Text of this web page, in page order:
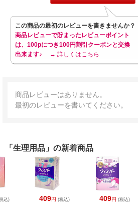
この商品の最初のレビューを書きませんか？
商品レビューで貯まったレビューポイント
は、100pにつき100円割引クーポンと交換
出来ます♪
→ 詳しくはこちら
商品レビューはありません。
最初のレビューを書いてください。
「生理用品」の新着商品
409円 (税込) 409円 (税込)
込)